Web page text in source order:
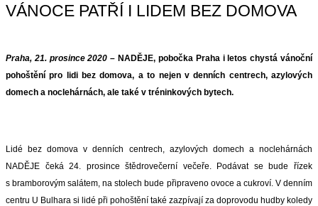
VÁNOCE PATŘÍ I LIDEM BEZ DOMOVA
Praha, 21. prosince 2020 –NADĚJE, pobočka Praha i letos chystá vánoční
pohoštění pro lidi bez domova, a to nejen v denních centrech, azylových
domech a noclehárnách, ale také v tréninkových bytech.
Lidé bez domova v denních centrech, azylových domech a noclehárnách
NADĚJE čeká 24. prosince štědrovečerní večeře. Podávat se bude řízek
s bramborovým salátem, na stolech bude připraveno ovoce a cukroví. V denním
centru U Bulhara si lidé při pohoštění také zazpívají za doprovodu hudby koledy